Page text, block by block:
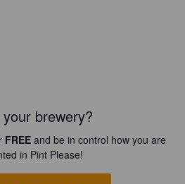
brewery?
FREE and be in control how you are
in Pint Please!